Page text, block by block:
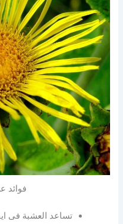
فوائد
تساعد العشبة فى